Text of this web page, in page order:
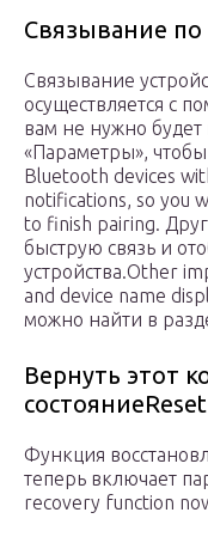
Связывание
Связывание
осуществляется с
вам не нужно
«Параметры»,
Bluetooth devices
notifications, so you
to finish pairing.
быструю связь и
устройства.Other
and device name
можно найти в
Вернуть этот
Функция
теперь включает
recovery function